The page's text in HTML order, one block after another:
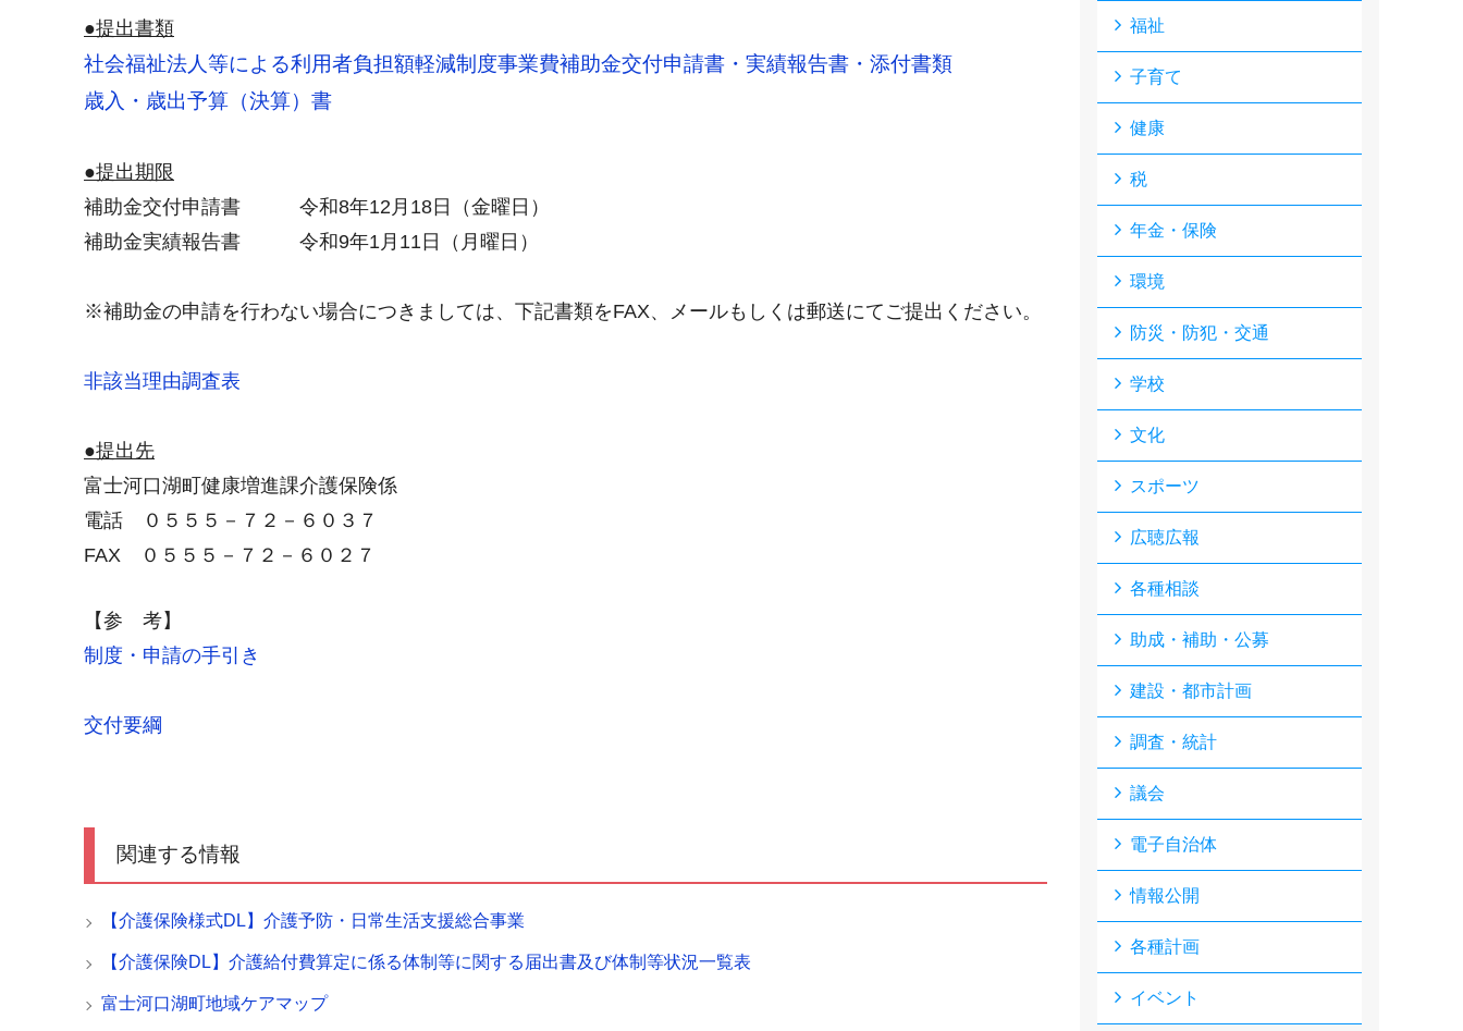
●提出書類
社会福祉法人等による利用者負担額軽減制度事業費補助金交付申請書・実績報告書・添付書類
歳入・歳出予算（決算）書
●提出期限
補助金交付申請書 令和8年12月18日（金曜日）
補助金実績報告書 令和9年1月11日（月曜日）
※補助金の申請を行わない場合につきましては、下記書類をFAX、メールもしくは郵送にてご提出ください。
非該当理由調査表
●提出先
富士河口湖町健康増進課介護保険係
電話 ０５５５－７２－６０３７
FAX ０５５５－７２－６０２７
【参 考】
制度・申請の手引き
交付要綱
関連する情報
【介護保険様式DL】介護予防・日常生活支援総合事業
【介護保険DL】介護給付費算定に係る体制等に関する届出書及び体制等状況一覧表
富士河口湖町地域ケアマップ
福祉
子育て
健康
税
年金・保険
環境
防災・防犯・交通
学校
文化
スポーツ
広聴広報
各種相談
助成・補助・公募
建設・都市計画
調査・統計
議会
電子自治体
情報公開
各種計画
イベント